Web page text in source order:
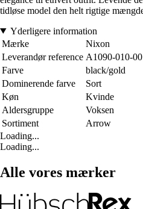
tidløse model den helt rigtige
Yderligere information
Mærke
Nixon
Leverandør reference A1090-010-00
Farve
black/gold
Dominerende farve
Sort
Køn
Kvinde
Aldersgruppe
Voksen
Sortiment
Arrow
Loading...
Loading...
Alle vores mærker